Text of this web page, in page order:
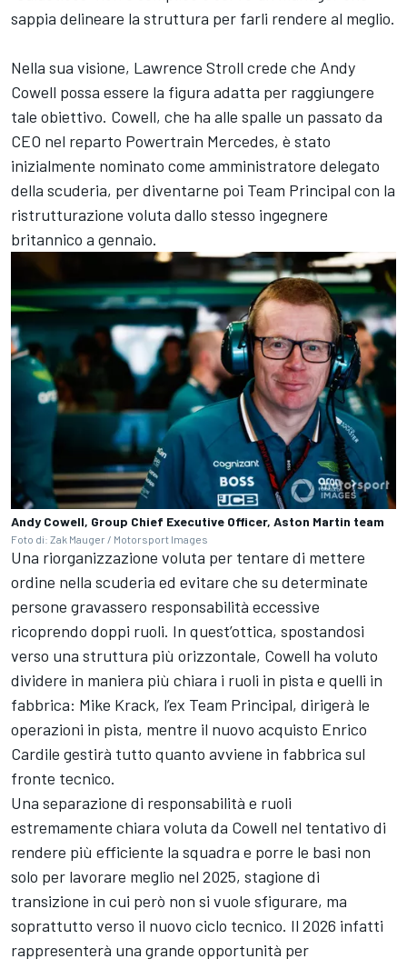
sappia delineare la struttura per farli rendere al meglio.
Nella sua visione, Lawrence Stroll crede che Andy
Cowell possa essere la figura adatta per raggiungere
tale obiettivo. Cowell, che ha alle spalle un passato da
CEO nel reparto Powertrain Mercedes, è stato
inizialmente nominato come amministratore delegato
della scuderia, per diventarne poi Team Principal con la
ristrutturazione voluta dallo stesso ingegnere
britannico a gennaio.
Andy Cowell, Group Chief Executive Officer, Aston Martin team
Foto di: Zak Mauger / Motorsport Images
Una riorganizzazione voluta per tentare di mettere
ordine nella scuderia ed evitare che su determinate
persone gravassero responsabilità eccessive
ricoprendo doppi ruoli. In quest’ottica, spostandosi
verso una struttura più orizzontale, Cowell ha voluto
dividere in maniera più chiara i ruoli in pista e quelli in
fabbrica: Mike Krack, l’ex Team Principal, dirigerà le
operazioni in pista, mentre il nuovo acquisto Enrico
Cardile gestirà tutto quanto avviene in fabbrica sul
fronte tecnico.
Una separazione di responsabilità e ruoli
estremamente chiara voluta da Cowell nel tentativo di
rendere più efficiente la squadra e porre le basi non
solo per lavorare meglio nel 2025, stagione di
transizione in cui però non si vuole sfigurare, ma
soprattutto verso il nuovo ciclo tecnico. Il 2026 infatti
rappresenterà una grande opportunità per